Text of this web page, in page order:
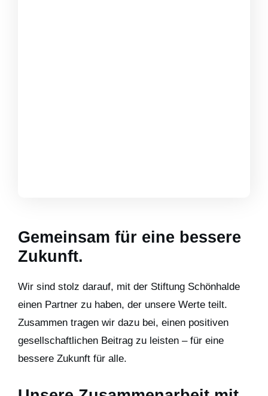
Gemeinsam für eine bessere
Zukunft.
Wir sind stolz darauf, mit der Stiftung Schönhalde
einen Partner zu haben, der unsere Werte teilt.
Zusammen tragen wir dazu bei, einen positiven
gesellschaftlichen Beitrag zu leisten – für eine
bessere Zukunft für alle.